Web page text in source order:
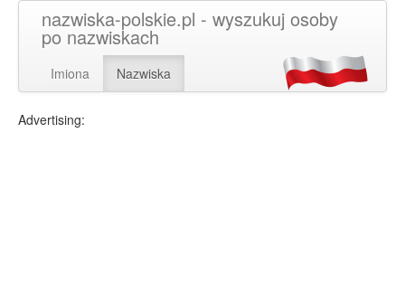
nazwiska-polskie.pl - wyszukuj osoby
po nazwiskach
Imiona Nazwiska
Advertising: